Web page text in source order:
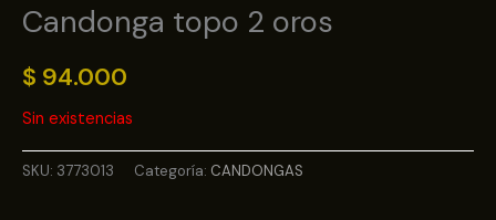
Candonga topo 2 oros
$ 94.000
Sin existencias
SKU: 3773013 Categoría: CANDONGAS